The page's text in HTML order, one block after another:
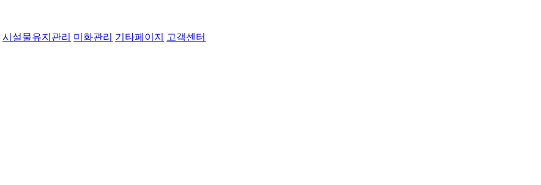
시설물유지관리 미화관리 기타페이지 고객센터